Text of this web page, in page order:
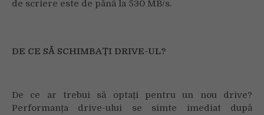
de scriere este de până la 530 MB/s.
DE CE SĂ SCHIMBAȚI DRIVE-UL?
De ce ar trebui să optați pentru un nou drive?
Performanța drive-ului se simte imediat după